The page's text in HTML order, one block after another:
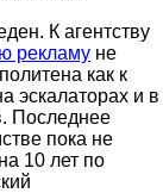
К агентству
рекламу не
как к
эскалаторах и в
Последнее
пока не
10 лет по